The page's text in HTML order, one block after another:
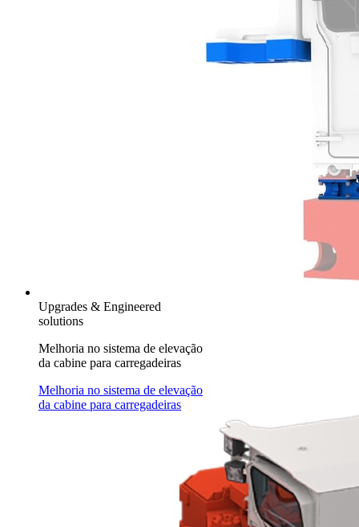
Upgrades & Engineered
solutions
Melhoria no sistema de elevação
da cabine para carregadeiras
Melhoria no sistema de elevação
da cabine para carregadeiras